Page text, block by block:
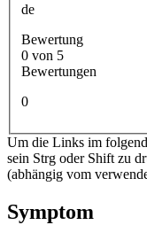
de
Bewertung
0 von 5
Bewertungen
0
Um die Links im
sein Strg oder Shift zu
(abhängig vom
Symptom